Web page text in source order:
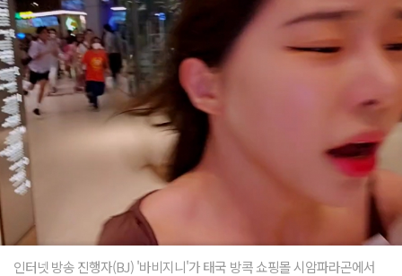
인터넷 방송 진행자(BJ) '바비지니'가 태국 방콕 쇼핑몰 시암파라곤에서